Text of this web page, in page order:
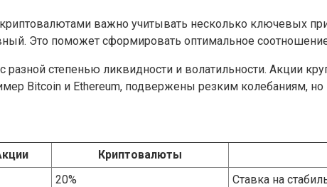
важно учитывать несколько ключевых
Это поможет сформировать оптимальное
степенью ликвидности и волатильности. Акции
Bitcoin и Ethereum, подвержены резким колебаниям,
Криптовалюты
20%
Ставка на